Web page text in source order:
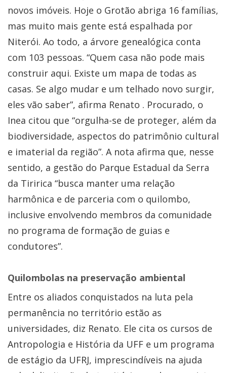
novos imóveis. Hoje o Grotão abriga 16 famílias,
mas muito mais gente está espalhada por
Niterói. Ao todo, a árvore genealógica conta
com 103 pessoas. “Quem casa não pode mais
construir aqui. Existe um mapa de todas as
casas. Se algo mudar e um telhado novo surgir,
eles vão saber”, afirma Renato . Procurado, o
Inea citou que “orgulha-se de proteger, além da
biodiversidade, aspectos do patrimônio cultural
e imaterial da região”. A nota afirma que, nesse
sentido, a gestão do Parque Estadual da Serra
da Tiririca “busca manter uma relação
harmônica e de parceria com o quilombo,
inclusive envolvendo membros da comunidade
no programa de formação de guias e
condutores”.
Quilombolas na preservação ambiental
Entre os aliados conquistados na luta pela
permanência no território estão as
universidades, diz Renato. Ele cita os cursos de
Antropologia e História da UFF e um programa
de estágio da UFRJ, imprescindíveis na ajuda